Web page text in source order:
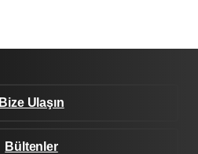
Bize Ulaşın
Bültenler